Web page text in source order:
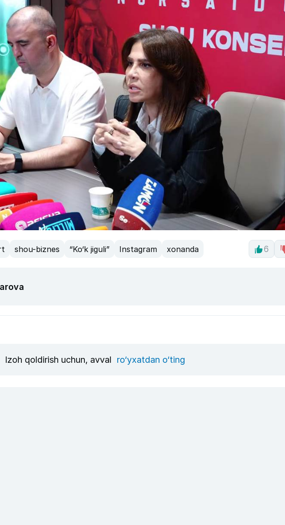
shou-biznes “Ko‘k jiguli” Instagram xonanda 6
Izoh qoldirish uchun, avval ro‘yxatdan o‘ting